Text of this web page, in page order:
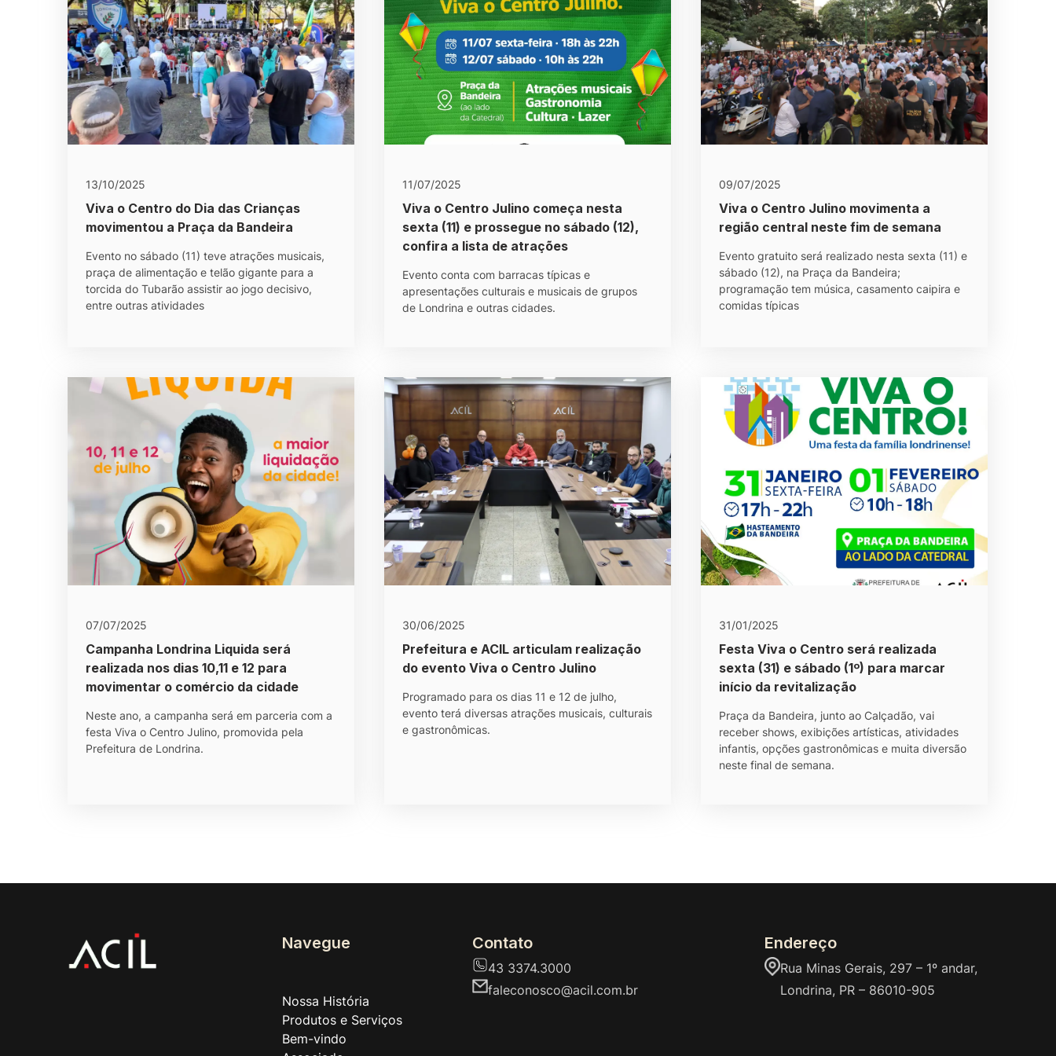
13/10/2025
Viva o Centro do Dia das Crianças
movimentou a Praça da Bandeira
Evento no sábado (11) teve atrações musicais,
praça de alimentação e telão gigante para a
torcida do Tubarão assistir ao jogo decisivo,
entre outras atividades
11/07/2025
Viva o Centro Julino começa nesta
sexta (11) e prossegue no sábado (12),
confira a lista de atrações
Evento conta com barracas típicas e
apresentações culturais e musicais de grupos
de Londrina e outras cidades.
09/07/2025
Viva o Centro Julino movimenta a
região central neste fim de semana
Evento gratuito será realizado nesta sexta (11) e
sábado (12), na Praça da Bandeira;
programação tem música, casamento caipira e
comidas típicas
07/07/2025
Campanha Londrina Liquida será
realizada nos dias 10,11 e 12 para
movimentar o comércio da cidade
Neste ano, a campanha será em parceria com a
festa Viva o Centro Julino, promovida pela
Prefeitura de Londrina.
30/06/2025
Prefeitura e ACIL articulam realização
do evento Viva o Centro Julino
Programado para os dias 11 e 12 de julho,
evento terá diversas atrações musicais, culturais
e gastronômicas.
31/01/2025
Festa Viva o Centro será realizada
sexta (31) e sábado (1º) para marcar
início da revitalização
Praça da Bandeira, junto ao Calçadão, vai
receber shows, exibições artísticas, atividades
infantis, opções gastronômicas e muita diversão
neste final de semana.
Navegue
Nossa História
Produtos e Serviços
Bem-vindo
Contato
43 3374.3000
faleconosco@acil.com.br
Endereço
Rua Minas Gerais, 297 – 1º andar,
Londrina, PR – 86010-905